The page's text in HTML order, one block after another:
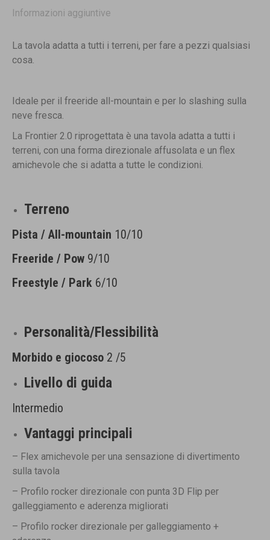
Informazioni aggiuntive
La tavola adatta a tutti i terreni, per fare a pezzi qualsiasi
cosa.
Ideale per il freeride all-mountain e per lo slashing sulla
neve fresca.
La Frontier 2.0 riprogettata è una tavola adatta a tutti i
terreni, con una forma direzionale affusolata e un flex
amichevole che si adatta a tutte le condizioni.
Terreno
Pista / All-mountain 10/10
Freeride / Pow 9/10
Freestyle / Park 6/10
Personalità/Flessibilità
Morbido e giocoso 2 /5
Livello di guida
Intermedio
Vantaggi principali
– Flex amichevole per una sensazione di divertimento
sulla tavola
– Profilo rocker direzionale con punta 3D Flip per
galleggiamento e aderenza migliorati
– Profilo rocker direzionale per galleggiamento +